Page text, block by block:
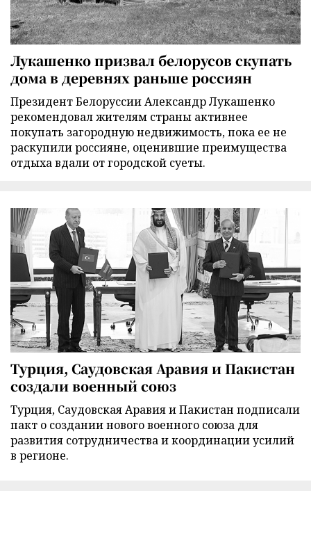
Лукашенко призвал белорусов скупать
дома в деревнях раньше россиян
Президент Белоруссии Александр Лукашенко
рекомендовал жителям страны активнее
покупать загородную недвижимость, пока ее не
раскупили россияне, оценившие преимущества
отдыха вдали от городской суеты.
Турция, Саудовская Аравия и Пакистан
создали военный союз
Турция, Саудовская Аравия и Пакистан подписали
пакт о создании нового военного союза для
развития сотрудничества и координации усилий
в регионе.